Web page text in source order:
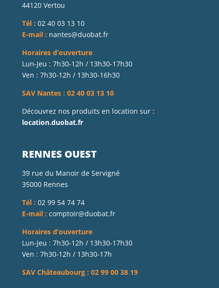
44120 Vertou
Tél : 02 40 03 13 10
E-mail : nantes@duobat.fr
Horaires d’ouverture
Lun-Jeu : 7h30-12h / 13h30-17h30
Ven : 7h30-12h / 13h30-16h30
SAV Nantes : 02 40 03 13 10
Découvrez nos produits en location sur :
location.duobat.fr
RENNES OUEST
39 rue du Manoir de Servigné
35000 Rennes
Tél : 02 99 54 74 74
E-mail : comptoir@duobat.fr
Horaires d’ouverture
Lun-Jeu : 7h30-12h / 13h30-17h30
Ven : 7h30-12h / 13h30-17h
SAV Châteaubourg : 02 99 00 38 19